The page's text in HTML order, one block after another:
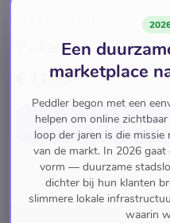
Patanjali Cow
€ 11,95
In
Cooking Esssentials Ghee
Een
marketplace
Peddler begon met een
helpen om online
loop der jaren is die
van de markt. In 2026
vorm — duurzame
dichter bij hun klanten
slimmere lokale
waarin